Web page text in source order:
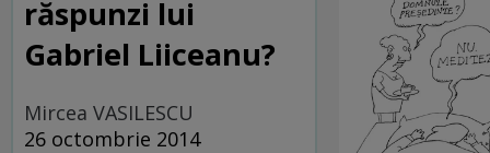
răspunzi lui
Gabriel Liiceanu?
Mircea VASILESCU
26 octombrie 2014